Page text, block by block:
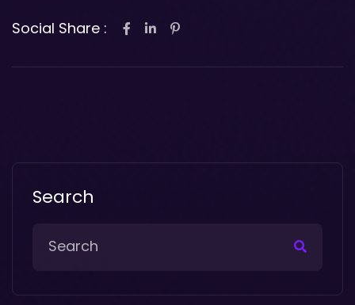
Social Share :
Search